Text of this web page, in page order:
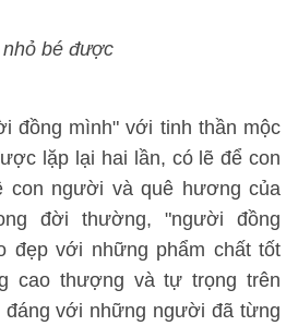
bé được
đồng mình" với tinh thần mộc
lặp lại hai lần, có lẽ để con
con người và quê hương của
đời thường, "người đồng
đẹp với những phẩm chất tốt
cao thượng và tự trọng trên
với những người đã từng